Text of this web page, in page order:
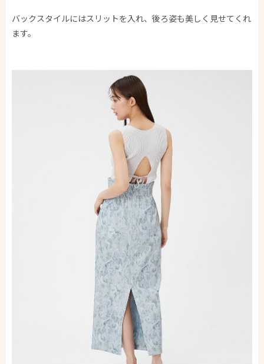
バックスタイルにはスリットを入れ、後ろ姿も美しく見せてくれ
ます。